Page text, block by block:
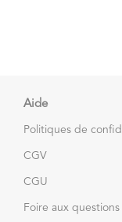
Aide
Politiques de
CGV
CGU
Foire aux questions